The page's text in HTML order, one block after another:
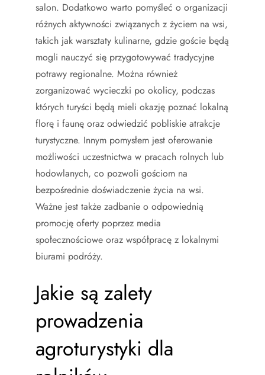
salon. Dodatkowo warto pomyśleć o organizacji
różnych aktywności związanych z życiem na wsi,
takich jak warsztaty kulinarne, gdzie goście będą
mogli nauczyć się przygotowywać tradycyjne
potrawy regionalne. Można również
zorganizować wycieczki po okolicy, podczas
których turyści będą mieli okazję poznać lokalną
florę i faunę oraz odwiedzić pobliskie atrakcje
turystyczne. Innym pomysłem jest oferowanie
możliwości uczestnictwa w pracach rolnych lub
hodowlanych, co pozwoli gościom na
bezpośrednie doświadczenie życia na wsi.
Ważne jest także zadbanie o odpowiednią
promocję oferty poprzez media
społecznościowe oraz współpracę z lokalnymi
biurami podróży.
Jakie są zalety
prowadzenia
agroturystyki dla